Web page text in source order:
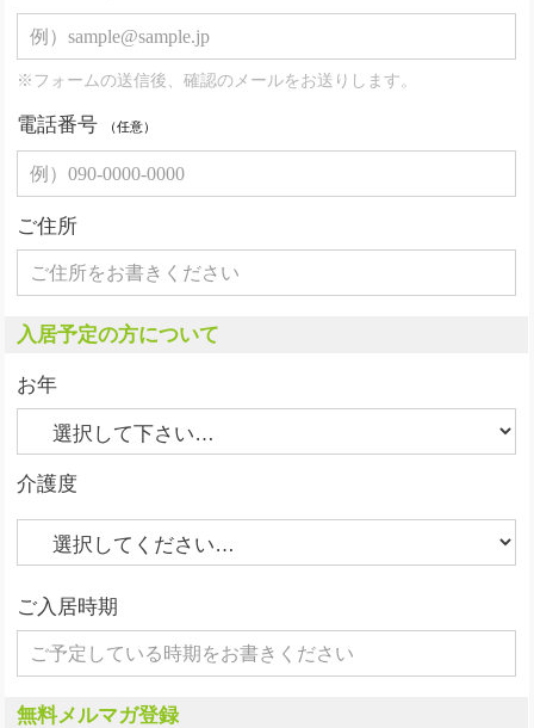
※フォームの送信後、確認のメールをお送りします。
電話番号 （任意）
ご住所
入居予定の方について
お年
介護度
ご入居時期
無料メルマガ登録